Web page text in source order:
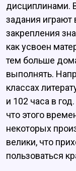
дисциплинами.
задания
закрепления
как усвоен
тем больше
выполнять.
классах
и 102 часа в
что этого
некоторых
велики, что
пользоваться